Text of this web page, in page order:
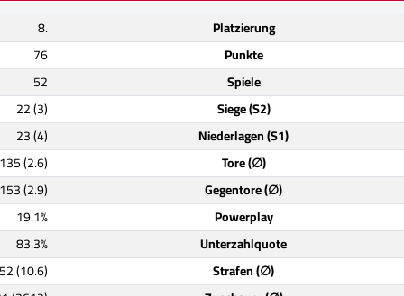
8. Platzierung
76
Punkte
52
Spiele
22 (3)
Siege (S2)
23 (4)
Niederlagen (S1)
135 (2.6)
Tore (∅)
153 (2.9)
Gegentore (∅)
19.1%
Powerplay
83.3%
Unterzahlquote
(10.6)
Strafen (∅)